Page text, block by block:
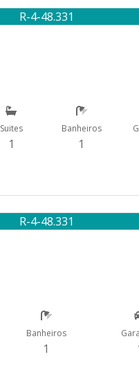
R-4-48.331
Suites
1
Banheiros
1
R-4-48.331
Banheiros
1